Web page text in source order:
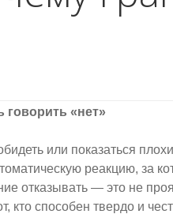
говорить «нет»
или показаться
реакцию, за
отказывать — это не
способен твердо и